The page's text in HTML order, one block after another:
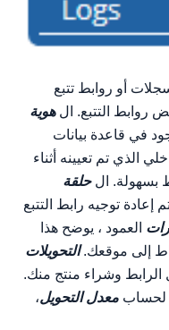
أو روابط تتبع
روابط التتبع. الهوية
في قاعدة بيانات
الذي تم تعيينه أثناء
بسهولة. الحلقة
توجيه رابط التتبع
العمود ، يوضح هذا
إلى موقعك.التحويلات
الرابط وشراء منتج منك.
لحساب معدل التحويل،